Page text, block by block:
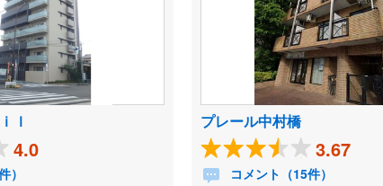
ｌ
4.0
）
プレール中村橋
3.67
コメント（15件）